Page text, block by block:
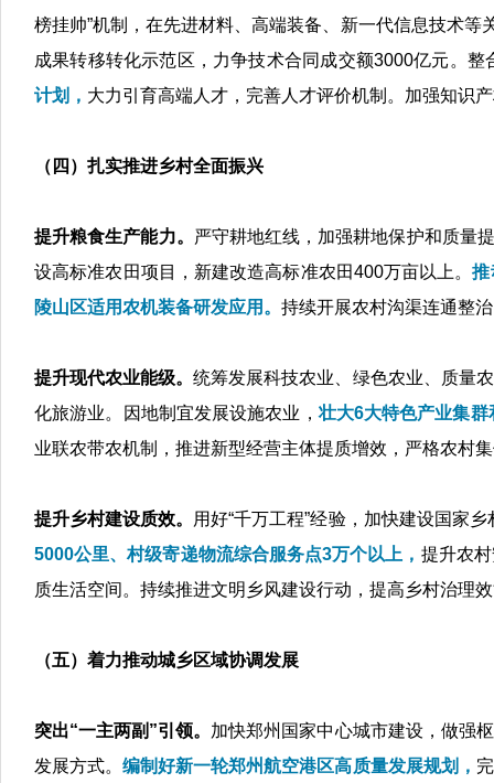
榜挂帅”机制，在先进材料、高端装备、新一代信息技术
成果转移转化示范区，力争技术合同成交额3000亿元。整
计划， 大力引育高端人才，完善人才评价机制。加强知识
（四）扎实推进乡村全面振兴
提升粮食生产能力。 严守耕地红线，加强耕地保护和质量
设高标准农田项目，新建改造高标准农田400万亩以上。推
陵山区适用农机装备研发应用。 持续开展农村沟渠连通整
提升现代农业能级。统筹发展科技农业、绿色农业、质量
化旅游业。因地制宜发展设施农业，壮大6大特色产业集
业联农带农机制，推进新型经营主体提质增效，严格农村
提升乡村建设质效。
用好“千万工程”经验，加快建设国家
5000公里、村级寄递物流综合服务点3万个以上， 提升农
质生活空间。持续推进文明乡风建设行动，提高乡村治理
（五）着力推动城乡区域协调发展
突出“一主两副”引领。 加快郑州国家中心城市建设，做强
发展方式。编制好新一轮郑州航空港区高质量发展规划，